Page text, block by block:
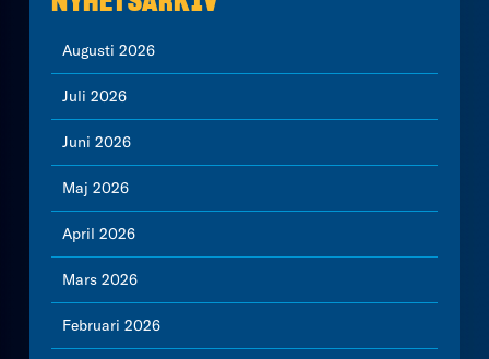
Augusti 2026
Juli 2026
Juni 2026
Maj 2026
April 2026
Mars 2026
Februari 2026